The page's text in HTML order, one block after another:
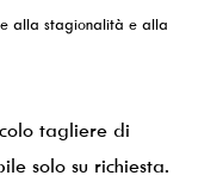
alla stagionalità e alla
tagliere di
solo su richiesta.